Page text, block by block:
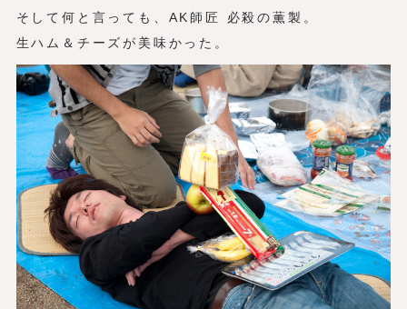
そして何と言っても、AK師匠 必殺の薫製。
生ハム＆チーズが美味かった。